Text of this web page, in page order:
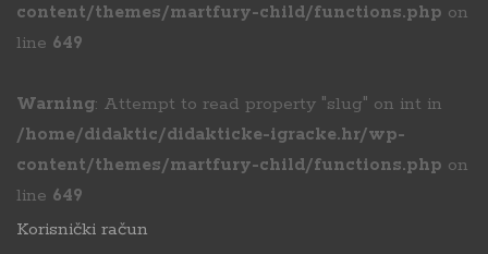
content/themes/martfury-child/functions.php on
line 649
Warning: Attempt to read property "slug" on int in
/home/didaktic/didakticke-igracke.hr/wp-
content/themes/martfury-child/functions.php on
line 649
Korisnički račun